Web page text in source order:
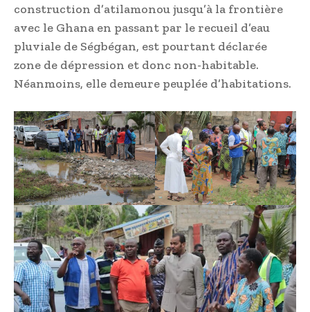
construction d’atilamonou jusqu’à la frontière
avec le Ghana en passant par le recueil d’eau
pluviale de Ségbégan, est pourtant déclarée
zone de dépression et donc non-habitable.
Néanmoins, elle demeure peuplée d’habitations.